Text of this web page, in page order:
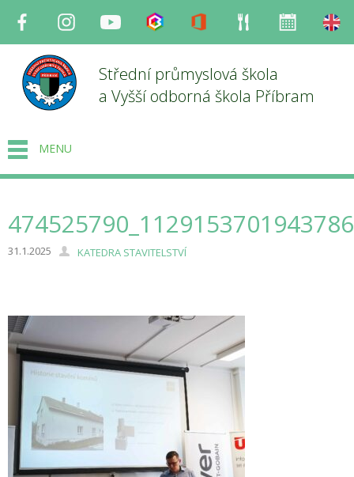
Facebook InstagramYoutube Bakaláři Office Strava
Střední průmyslová škola
a Vyšší odborná škola Příbram
MENU
31.1.2025 KATEDRA STAVITELSTVÍ